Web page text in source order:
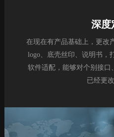
深度
在现在有产品基础上，更改
logo、底壳丝印、说明书，
软件适配，能够对个别接口
已经更